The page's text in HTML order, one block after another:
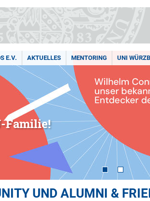
E.V. AKTUELLES MENTORING UNI
Familie!
UND ALUMNI &